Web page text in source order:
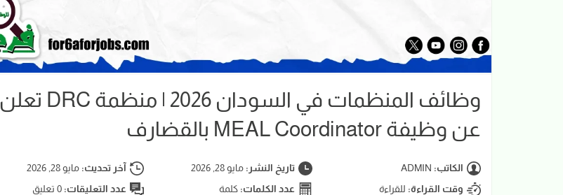
وظائف المنظمات في السودان 2026 | منظمة DRC تعلن
عن وظيفة MEAL Coordinator بالقضارف
الكاتب: ADMIN تاريخ النشر: مايو 28, 2026 آخر تحديث:مايو 28, 2026
وقت القراءة: للقراءة عدد الكلمات: كلمة عدد التعليقات:0 تعليق